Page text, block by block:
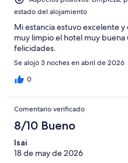
estado del alojamiento
Mi estancia estuvo excelente
muy limpio el hotel muy
felicidades.
Se alojó 3 noches en abril de 2026
0
Comentario verificado
8/10 Bueno
Isai
18 de may de 2026